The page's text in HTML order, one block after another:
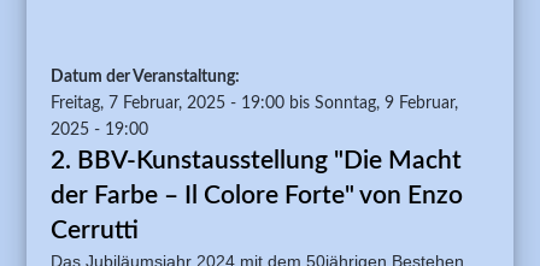
Datum der Veranstaltung:
Freitag, 7 Februar, 2025 - 19:00 bisSonntag, 9 Februar,
2025 - 19:00
2. BBV-Kunstausstellung "Die Macht
der Farbe – Il Colore Forte" von Enzo
Cerrutti
Das Jubiläumsjahr 2024 mit dem 50jährigen Bestehen